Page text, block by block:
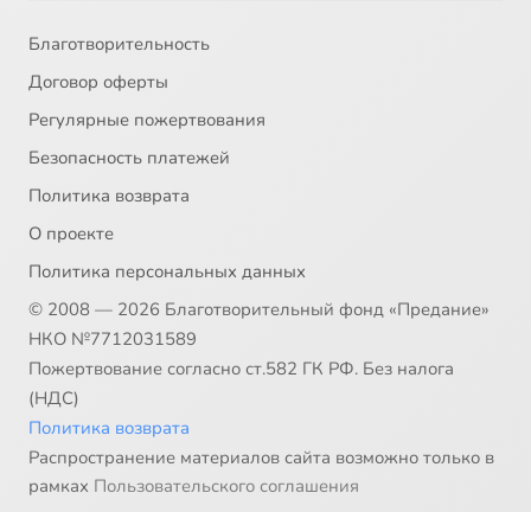
Благотворительность
Договор оферты
Регулярные пожертвования
Безопасность платежей
Политика возврата
О проекте
Политика персональных данных
© 2008 — 2026 Благотворительный фонд «Предание»
НКО №7712031589
Пожертвование согласно ст.582 ГК РФ. Без налога
(НДС)
Политика возврата
Распространение материалов сайта возможно только в
рамках Пользовательского соглашения